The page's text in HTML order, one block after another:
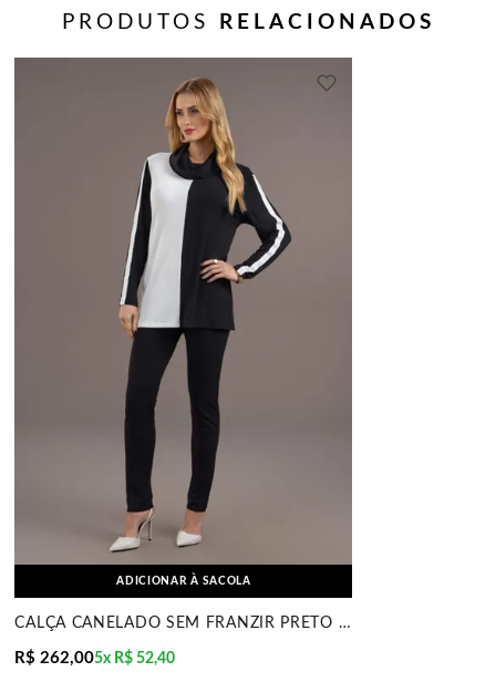
PRODUTOS RELACIONADOS
ADICIONAR À SACOLA
CALÇA CANELADO SEM FRANZIR PRETO MIRA VEST
R$ 262,005x R$ 52,40